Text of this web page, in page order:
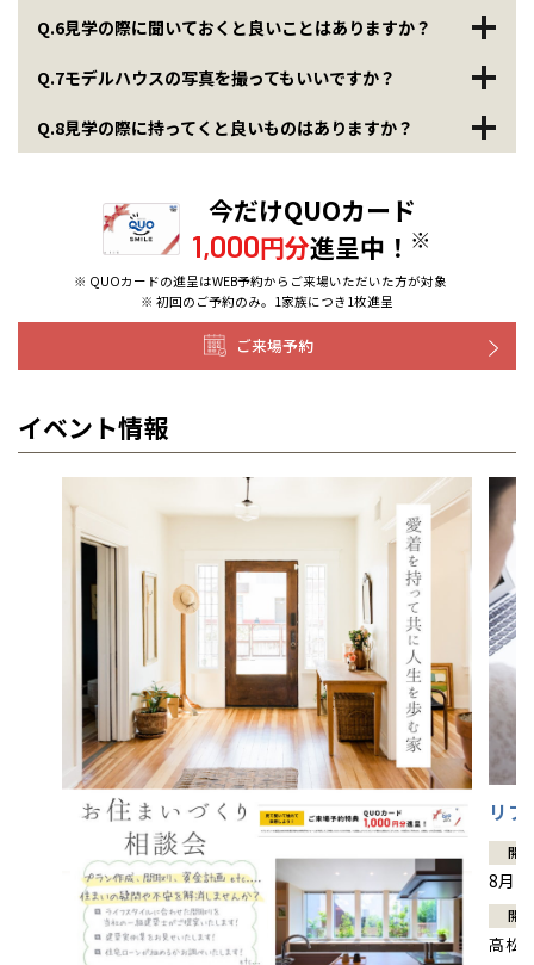
Q.6見学の際に聞いておくと良いことはありますか？
Q.7モデルハウスの写真を撮ってもいいですか？
Q.8見学の際に持ってくと良いものはありますか？
今だけQUOカード
1,000円分進呈中！ ※
※ QUOカードの進呈はWEB予約からご来場いただいた方が対象
※ 初回のご予約のみ。1家族につき1枚進呈
ご来場予約
イベント情報
リ
開
8月1
開
高松